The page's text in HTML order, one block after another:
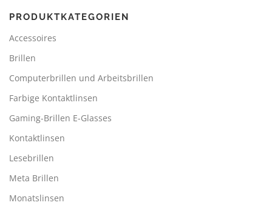
PRODUKTKATEGORIEN
Accessoires
Brillen
Computerbrillen und Arbeitsbrillen
Farbige Kontaktlinsen
Gaming-Brillen E-Glasses
Kontaktlinsen
Lesebrillen
Meta Brillen
Monatslinsen